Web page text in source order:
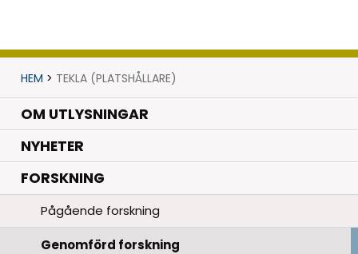
HEM > TEKLA (PLATSHÅLLARE)
OM UTLYSNINGAR
NYHETER.
FORSKNING.
Pågående forskning
Genomförd forskning